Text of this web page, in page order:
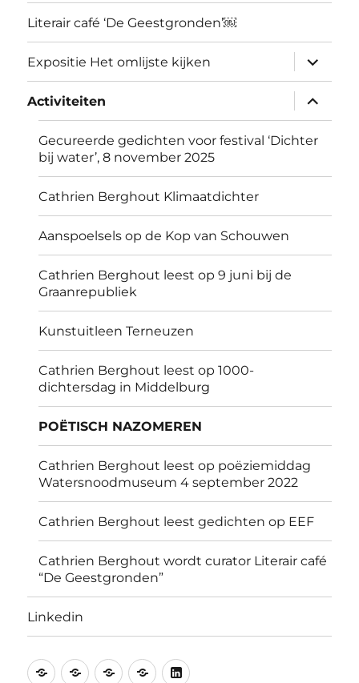
Literair café ‘De Geestgronden’￼
Expositie Het omlijste kijken
Activiteiten
Gecureerde gedichten voor festival ‘Dichter
bij water’, 8 november 2025
Cathrien Berghout Klimaatdichter
Aanspoelsels op de Kop van Schouwen
Cathrien Berghout leest op 9 juni bij de
Graanrepubliek
Kunstuitleen Terneuzen
Cathrien Berghout leest op 1000-
dichtersdag in Middelburg
POËTISCH NAZOMEREN
Cathrien Berghout leest op poëziemiddag
Watersnoodmuseum 4 september 2022
Cathrien Berghout leest gedichten op EEF
Cathrien Berghout wordt curator Literair café
“De Geestgronden”
Linkedin
RecentLiterairExpositieActiviteiten
Linkedin